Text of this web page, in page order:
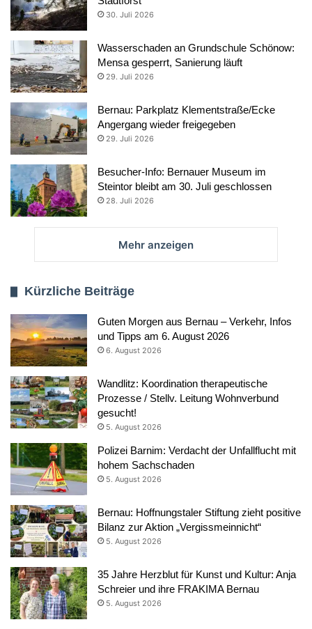
30. Juli 2026
Wasserschaden an Grundschule Schönow:
Mensa gesperrt, Sanierung läuft
29. Juli 2026
Bernau: Parkplatz Klementstraße/Ecke
Angergang wieder freigegeben
29. Juli 2026
Besucher-Info: Bernauer Museum im
Steintor bleibt am 30. Juli geschlossen
28. Juli 2026
Mehr anzeigen
Kürzliche Beiträge
Guten Morgen aus Bernau – Verkehr, Infos
und Tipps am 6. August 2026
6. August 2026
Wandlitz: Koordination therapeutische
Prozesse / Stellv. Leitung Wohnverbund
gesucht!
5. August 2026
Polizei Barnim: Verdacht der Unfallflucht mit
hohem Sachschaden
5. August 2026
Bernau: Hoffnungstaler Stiftung zieht positive
Bilanz zur Aktion „Vergissmeinnicht“
5. August 2026
35 Jahre Herzblut für Kunst und Kultur: Anja
Schreier und ihre FRAKIMA Bernau
5. August 2026